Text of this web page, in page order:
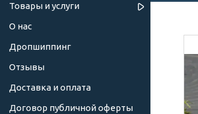
Товары и услуги
О нас
Дропшиппинг
Отзывы
Доставка и оплата
Договор публичной оферты